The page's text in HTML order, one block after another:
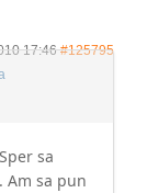
17:46 #125795
sa
Am sa pun